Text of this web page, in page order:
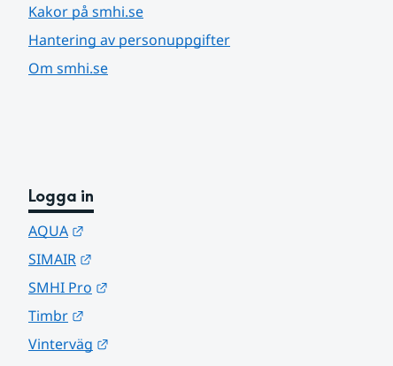
Kakor på smhi.se
Hantering av personuppgifter
Om smhi.se
Logga in
AQUA
SIMAIR
SMHI Pro
Timbr
Vinterväg